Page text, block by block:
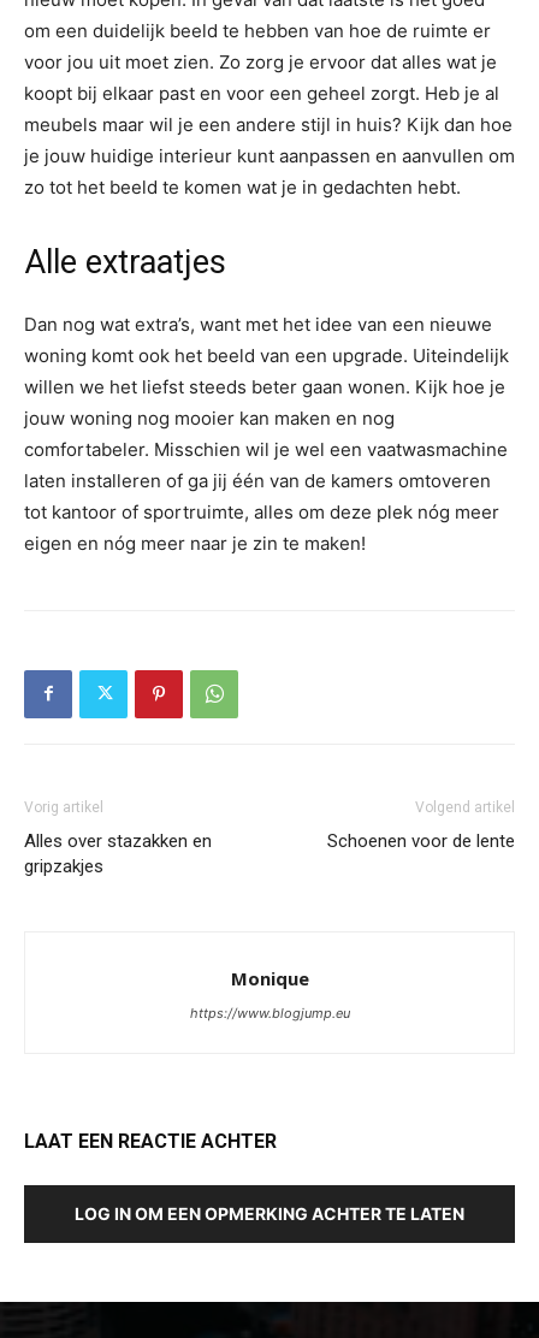
om een duidelijk beeld te hebben van hoe de ruimte er
voor jou uit moet zien. Zo zorg je ervoor dat alles wat je
koopt bij elkaar past en voor een geheel zorgt. Heb je al
meubels maar wil je een andere stijl in huis? Kijk dan hoe
je jouw huidige interieur kunt aanpassen en aanvullen om
zo tot het beeld te komen wat je in gedachten hebt.
Alle extraatjes
Dan nog wat extra’s, want met het idee van een nieuwe
woning komt ook het beeld van een upgrade. Uiteindelijk
willen we het liefst steeds beter gaan wonen. Kijk hoe je
jouw woning nog mooier kan maken en nog
comfortabeler. Misschien wil je wel een vaatwasmachine
laten installeren of ga jij één van de kamers omtoveren
tot kantoor of sportruimte, alles om deze plek nóg meer
eigen en nóg meer naar je zin te maken!
Vorig artikel
Alles over stazakken en
gripzakjes
Volgend artikel
Schoenen voor de lente
Monique
https://www.blogjump.eu
LAAT EEN REACTIE ACHTER
LOG IN OM EEN OPMERKING ACHTER TE LATEN